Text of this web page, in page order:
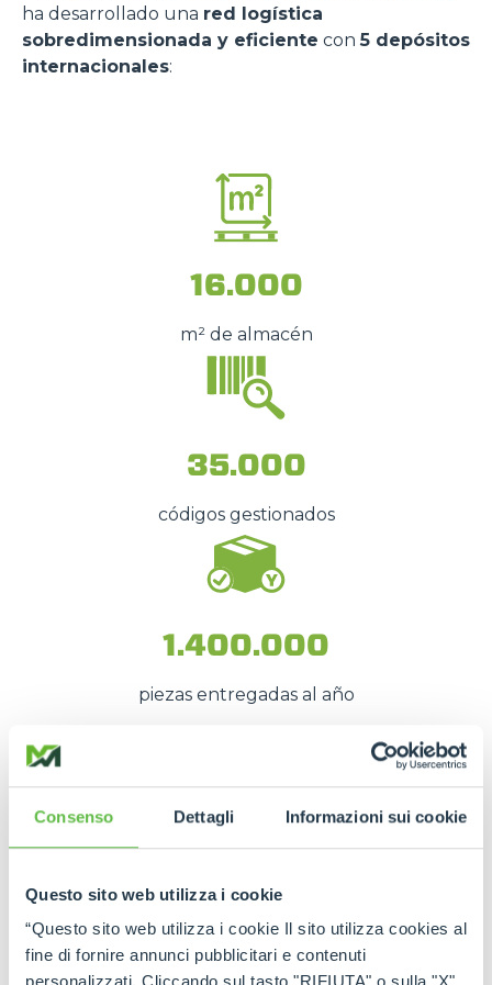
Consenso Dettagli Informazioni sui cookie
Questo sito web utilizza i cookie
“Questo sito web utilizza i cookie Il sito utilizza cookies al
fine di fornire annunci pubblicitari e contenuti
ha desarrollado una red logística
sobredimensionada y eficiente con5 depósitos
internacionales:
16.000
m² de almacén
35.000
códigos gestionados
1.400.000
piezas entregadas al año
Estas cifras se traducen enrecambios
disponibles rápidamente
, incluso ensituaciones
de emergencia, lo que permitereducir al
La fuerza de la red Merlo
Gracias a loscentros de asistencia autorizadosy